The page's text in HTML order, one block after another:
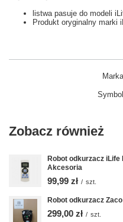
listwa pasuje do modeli
Produkt oryginalny marki
Marka
Symbol
Zobacz również
Robot odkurzacz iLife
Akcesoria
99,99 zł / szt.
Robot odkurzacz
299,00 zł / szt.